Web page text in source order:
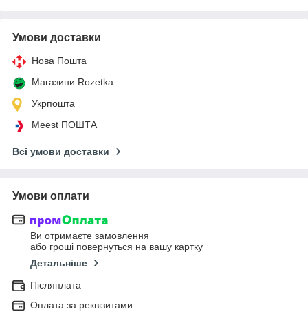
Умови доставки
Нова Пошта
Магазини Rozetka
Укрпошта
Meest ПОШТА
Всі умови доставки
Умови оплати
Ви отримаєте замовлення
або гроші повернуться на вашу картку
Детальніше
Післяплата
Оплата за реквізитами